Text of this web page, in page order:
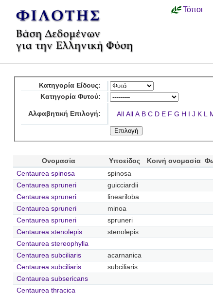
Τόποι
Κατηγορία Είδους:
Κατηγορία Φυτού:
Αλφαβητική Επιλογή: All All A B C D E F G H I J K L
Ονομασία Υποείδος Κοινή ονομασία
Centaurea spinosa
spinosa
Centaurea spruneri
guicciardii
Centaurea spruneri
lineariloba
Centaurea spruneri
minoa
Centaurea spruneri
spruneri
Centaurea stenolepis
stenolepis
Centaurea stereophylla
Centaurea subciliaris
acarnanica
Centaurea subciliaris
subciliaris
Centaurea subsericans
Centaurea thracica